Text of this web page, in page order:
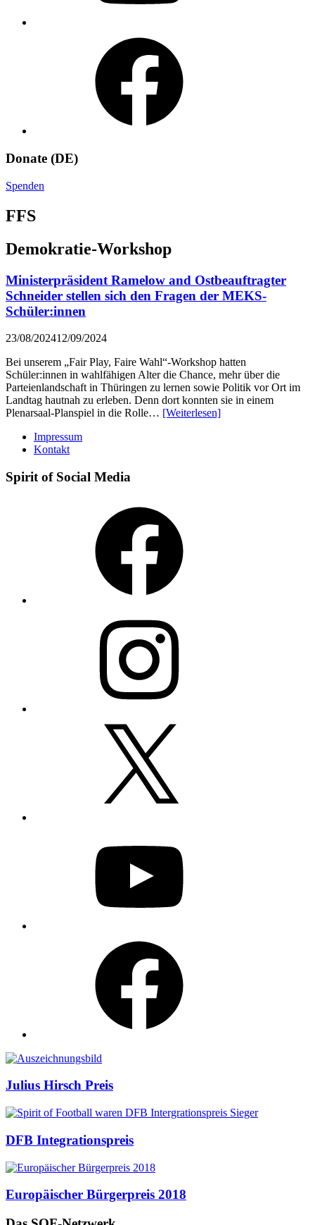
Donate (DE)
Spenden
FFS
Demokratie-Workshop
Ministerpräsident Ramelow and Ostbeauftragter
Schneider stellen sich den Fragen der MEKS-
Schüler:innen
23/08/202412/09/2024
Bei unserem „Fair Play, Faire Wahl“-Workshop hatten
Schüler:innen in wahlfähigen Alter die Chance, mehr über die
Parteienlandschaft in Thüringen zu lernen sowie Politik vor Ort im
Landtag hautnah zu erleben. Denn dort konnten sie in einem
Plenarsaal-Planspiel in die Rolle… [Weiterlesen]
Impressum
Kontakt
Spirit of Social Media
Auszeichnungen
Julius Hirsch Preis
DFB Integrationspreis
Europäischer Bürgerpreis 2018